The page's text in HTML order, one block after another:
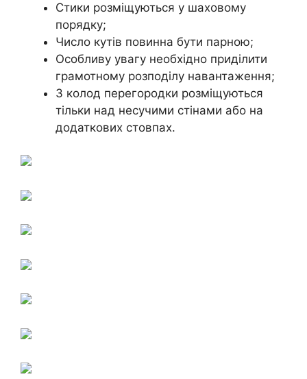
Стики розміщуються у шаховому
порядку;
Число кутів повинна бути парною;
Особливу увагу необхідно приділити
грамотному розподілу навантаження;
З колод перегородки розміщуються
тільки над несучими стінами або на
додаткових стовпах.